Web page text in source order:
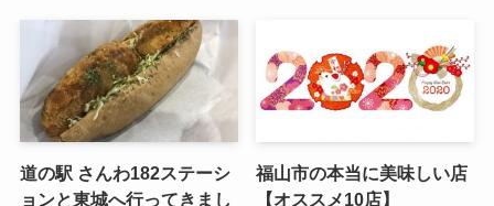
道の駅 さんわ182ステーシ
ョンと東城へ行ってきまし
福山市の本当に美味しい店
【オススメ10店】